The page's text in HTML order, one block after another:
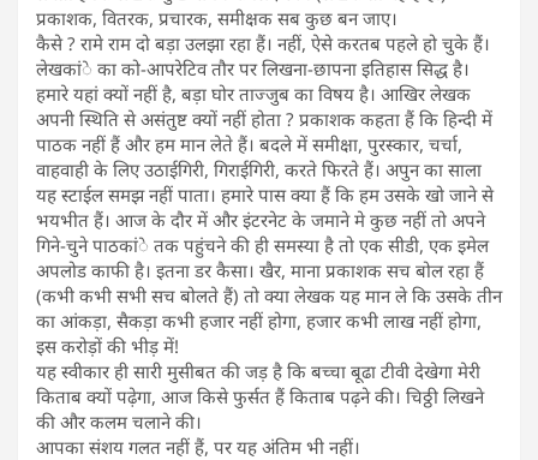
प्रकाशक, वितरक, प्रचारक, समीक्षक सब कुछ बन जाए।
कैसे ? रामे राम दो बड़ा उलझा रहा हैं। नहीं, ऐसे करतब पहले हो चुके हैं।
लेखकांे का को-आपरेटिव तौर पर लिखना-छापना इतिहास सिद्ध है।
हमारे यहां क्यों नहीं है, बड़ा घोर ताज्जुब का विषय है। आखिर लेखक
अपनी स्थिति से असंतुष्ट क्यों नहीं होता ? प्रकाशक कहता हैं कि हिन्दी में
पाठक नहीं हैं और हम मान लेते हैं। बदले में समीक्षा, पुरस्कार, चर्चा,
वाहवाही के लिए उठाईगिरी, गिराईगिरी, करते फिरते हैं। अपुन का साला
यह स्टाईल समझ नहीं पाता। हमारे पास क्या हैं कि हम उसके खो जाने से
भयभीत हैं। आज के दौर में और इंटरनेट के जमाने मे कुछ नहीं तो अपने
गिने-चुने पाठकांे तक पहुंचने की ही समस्या है तो एक सीडी, एक इमेल
अपलोड काफी है। इतना डर कैसा। खैर, माना प्रकाशक सच बोल रहा हैं
(कभी कभी सभी सच बोलते हैं) तो क्या लेखक यह मान ले कि उसके तीन
का आंकड़ा, सैकड़ा कभी हजार नहीं होगा, हजार कभी लाख नहीं होगा,
इस करोड़ों की भीड़ में!
यह स्वीकार ही सारी मुसीबत की जड़ है कि बच्चा बूढा टीवी देखेगा मेरी
किताब क्यों पढ़ेगा, आज किसे फुर्सत हैं किताब पढ़ने की। चिठ्ठी लिखने
की और कलम चलाने की।
आपका संशय गलत नहीं हैं, पर यह अंतिम भी नहीं।